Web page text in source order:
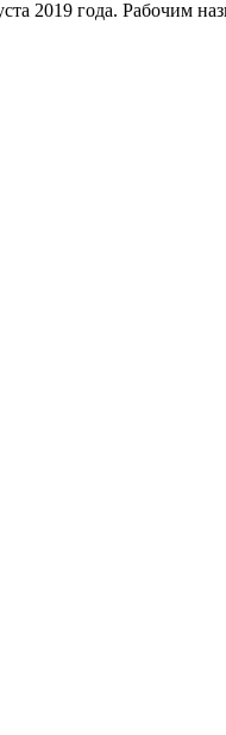
2019 года. Рабочим